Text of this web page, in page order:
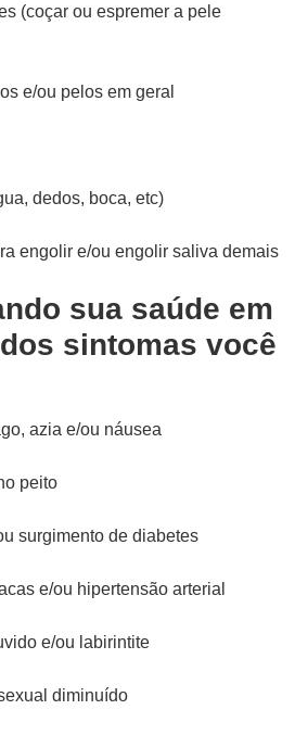
(coçar ou espremer a pele
e/ou pelos em geral
dedos, boca, etc)
engolir e/ou engolir saliva demais
sua saúde em
sintomas você
azia e/ou náusea
peito
surgimento de diabetes
e/ou hipertensão arterial
e/ou labirintite
diminuído